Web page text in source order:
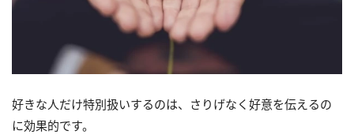
好きな人だけ特別扱いするのは、さりげなく好意を伝えるの
に効果的です。